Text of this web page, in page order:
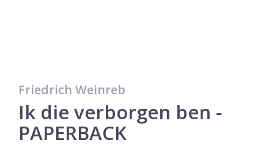
Friedrich Weinreb
Ik die verborgen ben -
PAPERBACK